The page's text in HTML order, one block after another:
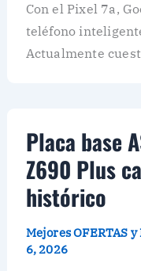
Con el Pixel 7a,
teléfono
Actualmente
Placa base
Z690 Plus
histórico
Mejores OFERTAS y
6, 2026